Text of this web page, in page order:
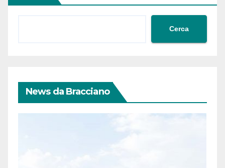
Cerca
News da Bracciano